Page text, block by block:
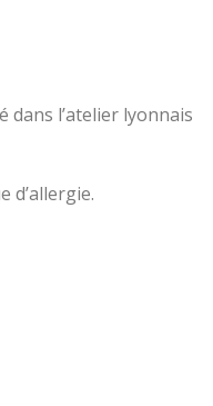
dans l’atelier lyonnais
d’allergie.